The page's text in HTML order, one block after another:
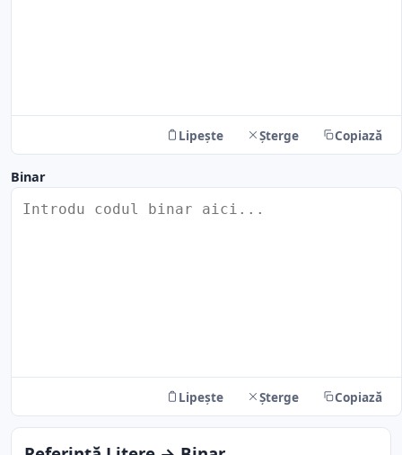
Lipește Șterge Copiază
Binar
Lipește Șterge Copiază